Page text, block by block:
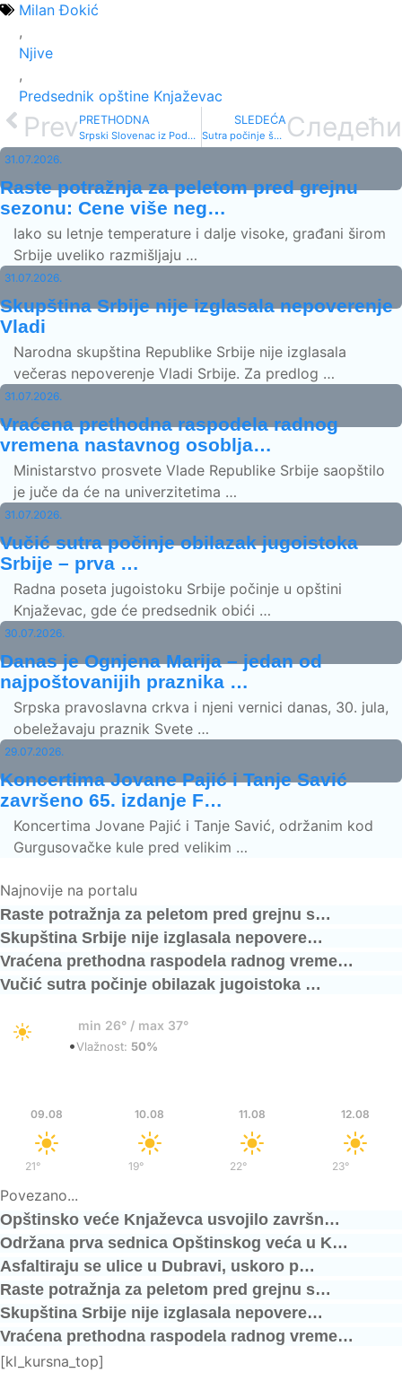
Milan Đokić
,
Njive
,
Predsednik opštine Knjaževac
Prev PRETHODNA
Srpski Slovenac iz Podvisa
SLEDEĆA
Sutra počinje školska godina Следећи
31.07.2026.
Raste potražnja za peletom pred grejnu
sezonu: Cene više neg…
Iako su letnje temperature i dalje visoke, građani širom
Srbije uveliko razmišljaju …
31.07.2026.
Skupština Srbije nije izglasala nepoverenje
Vladi
Narodna skupština Republike Srbije nije izglasala
večeras nepoverenje Vladi Srbije. Za predlog …
31.07.2026.
Vraćena prethodna raspodela radnog
vremena nastavnog osoblja…
Ministarstvo prosvete Vlade Republike Srbije saopštilo
je juče da će na univerzitetima …
31.07.2026.
Vučić sutra počinje obilazak jugoistoka
Srbije – prva …
Radna poseta jugoistoku Srbije počinje u opštini
Knjaževac, gde će predsednik obići …
30.07.2026.
Danas je Ognjena Marija – jedan od
najpoštovanijih praznika …
Srpska pravoslavna crkva i njeni vernici danas, 30. jula,
obeležavaju praznik Svete …
29.07.2026.
Koncertima Jovane Pajić i Tanje Savić
završeno 65. izdanje F…
Koncertima Jovane Pajić i Tanje Savić, održanim kod
Gurgusovačke kule pred velikim …
Najnovije na portalu
Raste potražnja za peletom pred grejnu s…
Skupština Srbije nije izglasala nepovere…
Vraćena prethodna raspodela radnog vreme…
Vučić sutra počinje obilazak jugoistoka …
min 26° / max 37°
•Vlažnost: 50%
09.08
21°/
10.08
19°/
11.08
22°/
12.08
23°
Povezano...
Opštinsko veće Knjaževca usvojilo završn…
Održana prva sednica Opštinskog veća u K…
Asfaltiraju se ulice u Dubravi, uskoro p…
Raste potražnja za peletom pred grejnu s…
Skupština Srbije nije izglasala nepovere…
Vraćena prethodna raspodela radnog vreme…
[kl_kursna_top]